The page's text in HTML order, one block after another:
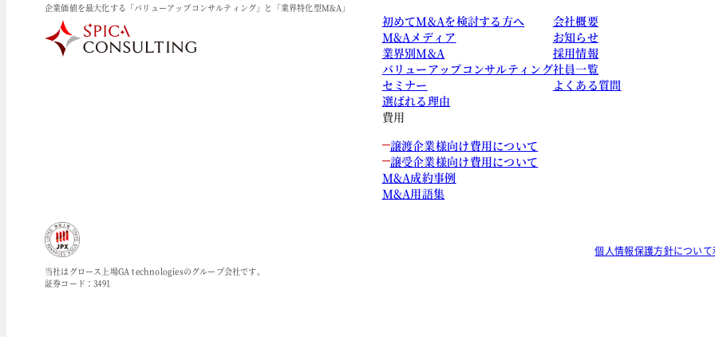
企業価値を最大化する「バリューアップコンサルティング」と「業界特化型M&A」
初めてM&Aを検討する方へ
M&Aメディア
業界別M&A
バリューアップコンサルティング
セミナー
選ばれる理由
費用
譲渡企業様向け費用について
譲受企業様向け費用について
M&A成約事例
M&A用語集
会社概要
お知らせ
採用情報
社員一覧
よくある質問
当社はグロース上場GA technologiesのグループ会社です。
証券コード：3491
個人情報保護方針について